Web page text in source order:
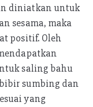
diniatkan untuk
sesama, maka
positif. Oleh
saling bahu
sumbing dan
yang